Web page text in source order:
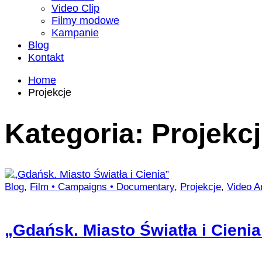
Video Clip
Filmy modowe
Kampanie
Blog
Kontakt
Home
Projekcje
Kategoria:
Blog, Film • Campaigns • Documentary, Projekcje, Video
„Gdańsk. Miasto Światła i